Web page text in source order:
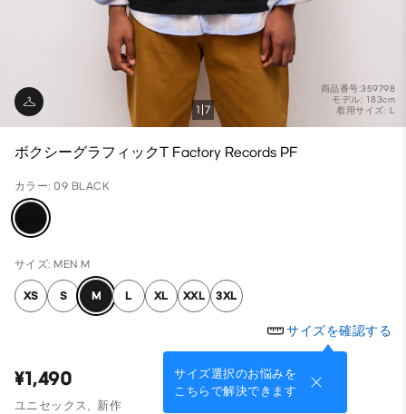
商品番号:359798
モデル: 183cm
着用サイズ: L
1 7
ボクシーグラフィックT Factory Records PF
カラー: 09 BLACK
サイズ: MEN M
XS S M L XL XXL 3XL
サイズを確認する
サイズ選択のお悩みを
こちらで解決できます
¥1,490
ユニセックス, 新作